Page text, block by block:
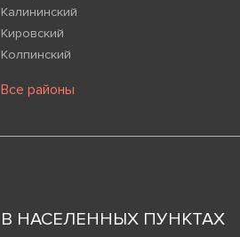
Калининский
Кировский
Колпинский
Все районы
В НАСЕЛЕННЫХ ПУНКТАХ